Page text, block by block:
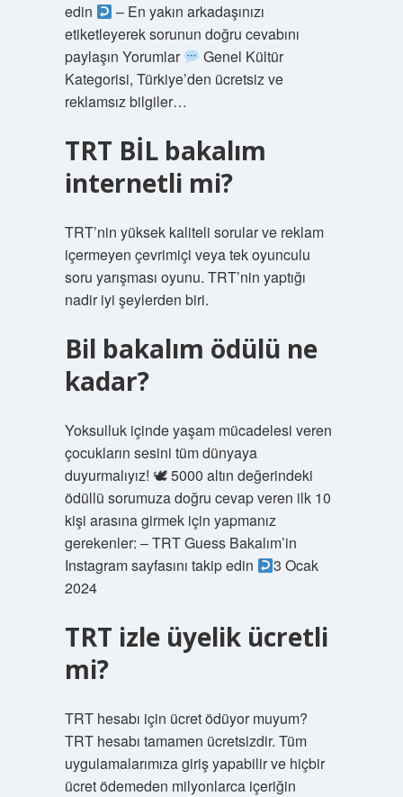
edin
– En yakın arkadaşınızı
etiketleyerek sorunun doğru cevabını
paylaşın Yorumlar
Genel Kültür
Kategorisi, Türkiye’den ücretsiz ve
reklamsız bilgiler…
TRT BİL bakalım
internetli mi?
TRT’nin yüksek kaliteli sorular ve reklam
içermeyen çevrimiçi veya tek oyunculu
soru yarışması oyunu. TRT’nin yaptığı
nadir iyi şeylerden biri.
Bil bakalım ödülü ne
kadar?
Yoksulluk içinde yaşam mücadelesi veren
çocukların sesini tüm dünyaya
duyurmalıyız! 🕊 5000 altın değerindeki
ödüllü sorumuza doğru cevap veren ilk 10
kişi arasına girmek için yapmanız
gerekenler: – TRT Guess Bakalım’in
Instagram sayfasını takip edin
3 Ocak
2024
TRT izle üyelik ücretli
mi?
TRT hesabı için ücret ödüyor muyum?
TRT hesabı tamamen ücretsizdir. Tüm
uygulamalarımıza giriş yapabilir ve hiçbir
ücret ödemeden milyonlarca içeriğin